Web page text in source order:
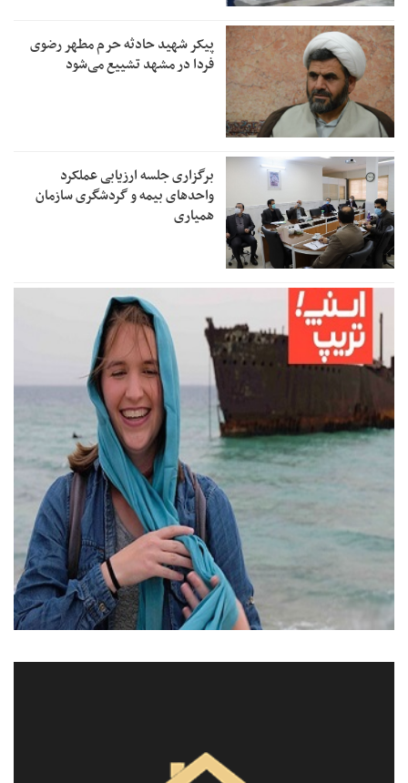
پیکر شهید حادثه حرم مطهر رضوی
فردا در مشهد تشییع می‌شود
برگزاری جلسه ارزیابی عملکرد
واحدهای بیمه و گردشگری سازمان
همیاری